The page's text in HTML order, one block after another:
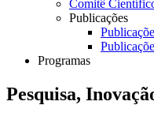
Comitê
Publicações
Programas
Pesquisa,